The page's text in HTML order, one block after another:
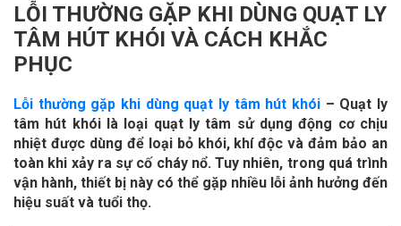
LỖI THƯỜNG GẶP KHI DÙNG QUẠT LY
TÂM HÚT KHÓI VÀ CÁCH KHẮC
PHỤC
Lỗi thường gặp khi dùng quạt ly tâm hút khói – Quạt ly
tâm hút khói là loại quạt ly tâm sử dụng động cơ chịu
nhiệt được dùng để loại bỏ khói, khí độc và đảm bảo an
toàn khi xảy ra sự cố cháy nổ. Tuy nhiên, trong quá trình
vận hành, thiết bị này có thể gặp nhiều lỗi ảnh hưởng đến
hiệu suất và tuổi thọ.